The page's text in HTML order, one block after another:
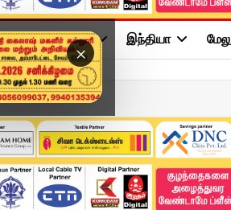
×
விளையாட்டு இந்தியா